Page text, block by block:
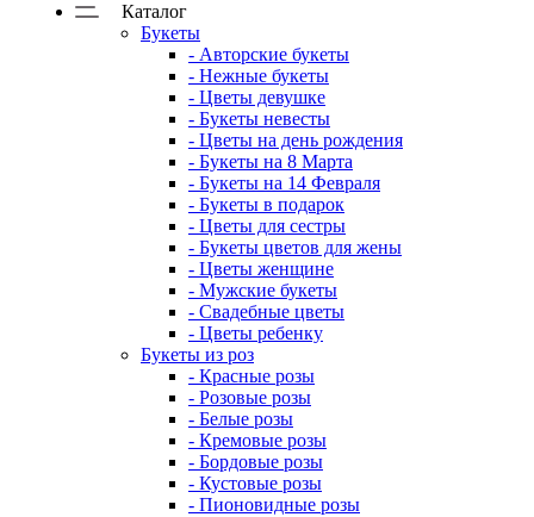
Каталог
Букеты
- Авторские букеты
- Нежные букеты
- Цветы девушке
- Букеты невесты
- Цветы на день рождения
- Букеты на 8 Марта
- Букеты на 14 Февраля
- Букеты в подарок
- Цветы для сестры
- Букеты цветов для жены
- Цветы женщине
- Мужские букеты
- Свадебные цветы
- Цветы ребенку
Букеты из роз
- Красные розы
- Розовые розы
- Белые розы
- Кремовые розы
- Бордовые розы
- Кустовые розы
- Пионовидные розы